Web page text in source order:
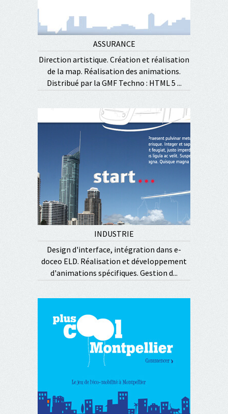
ASSURANCE
Direction artistique. Création et réalisation
de la map. Réalisation des animations.
Distribué par la GMF Techno : HTML 5 ...
INDUSTRIE
Design d'interface, intégration dans e-
doceo ELD. Réalisation et développement
d'animations spécifiques. Gestion d...